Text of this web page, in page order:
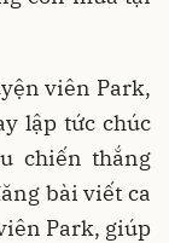
viên Park,
lập tức chúc
chiến thắng
bài viết ca
Park, giúp